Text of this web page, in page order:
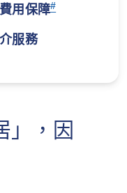
用保障#
服務
」，因